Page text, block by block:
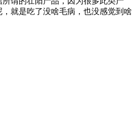
就是吃了没啥毛病，也没感觉到啥